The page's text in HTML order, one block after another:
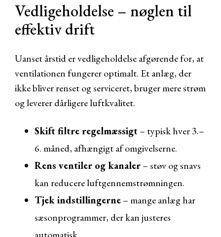
Vedligeholdelse – nøglen til
effektiv drift
Uanset årstid er vedligeholdelse afgørende for, at
ventilationen fungerer optimalt. Et anlæg, der
ikke bliver renset og serviceret, bruger mere strøm
og leverer dårligere luftkvalitet.
Skift filtre regelmæssigt– typisk hver 3.–
6. måned, afhængigt af omgivelserne.
Rens ventiler og kanaler– støv og snavs
kan reducere luftgennemstrømningen.
Tjek indstillingerne– mange anlæg har
sæsonprogrammer, der kan justeres